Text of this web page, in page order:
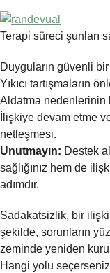
Terapi süreci şunları
Duyguların güvenli
Yıkıcı tartışmaların
Aldatma nedenlerinin
İlişkiye devam etme
netleşmesi.
Unutmayın: Destek
sağlığınız hem de
adımdır.
Sadakatsizlik, bir
şekilde, sorunların
zeminde yeniden
Hangi yolu